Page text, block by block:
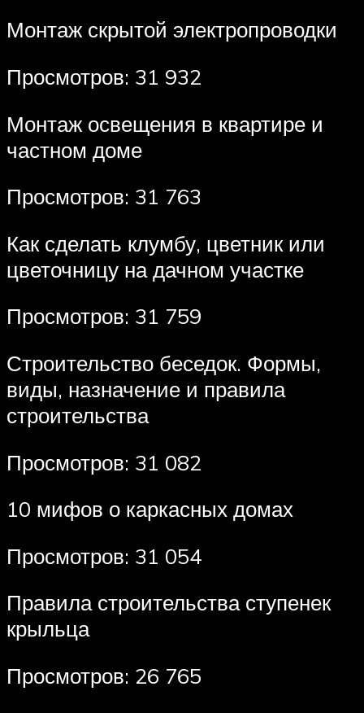
Монтаж скрытой электропроводки
Просмотров: 31 932
Монтаж освещения в квартире и
частном доме
Просмотров: 31 763
Как сделать клумбу, цветник или
цветочницу на дачном участке
Просмотров: 31 759
Строительство беседок. Формы,
виды, назначение и правила
строительства
Просмотров: 31 082
10 мифов о каркасных домах
Просмотров: 31 054
Правила строительства ступенек
крыльца
Просмотров: 26 765